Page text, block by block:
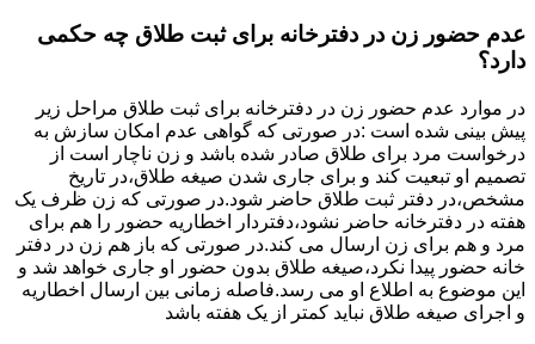
عدم حضور زن در دفترخانه برای ثبت طلاق چه حکمی
دارد؟
در موارد عدم حضور زن در دفترخانه برای ثبت طلاق مراحل زیر
پیش بینی شده است :در صورتی که گواهی عدم امکان سازش به
درخواست مرد برای طلاق صادر شده باشد و زن ناچار است از
تصمیم او تبعیت کند و برای جاری شدن صیغه طلاق،در تاریخ
مشخص،در دفتر ثبت طلاق حاضر شود.در صورتی که زن ظرف یک
هفته در دفترخانه حاضر نشود،دفتردار اخطاریه حضور را هم برای
مرد و هم برای زن ارسال می کند.در صورتی که باز هم زن در دفتر
خانه حضور پیدا نکرد،صیغه طلاق بدون حضور او جاری خواهد شد و
این موضوع به اطلاع او می رسد.فاصله زمانی بین ارسال اخطاریه
و اجرای صیغه طلاق نباید کمتر از یک هفته باشد